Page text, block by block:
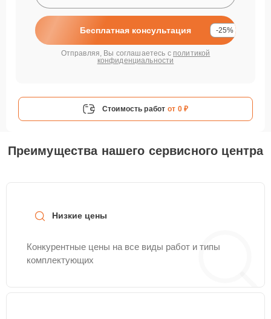
Бесплатная консультация -25%
Отправляя, Вы соглашаетесь с политикой
конфиденциальности
Стоимость работ от 0 ₽
Преимущества нашего сервисного центра
Низкие цены
Конкурентные цены на все виды работ и типы
комплектующих